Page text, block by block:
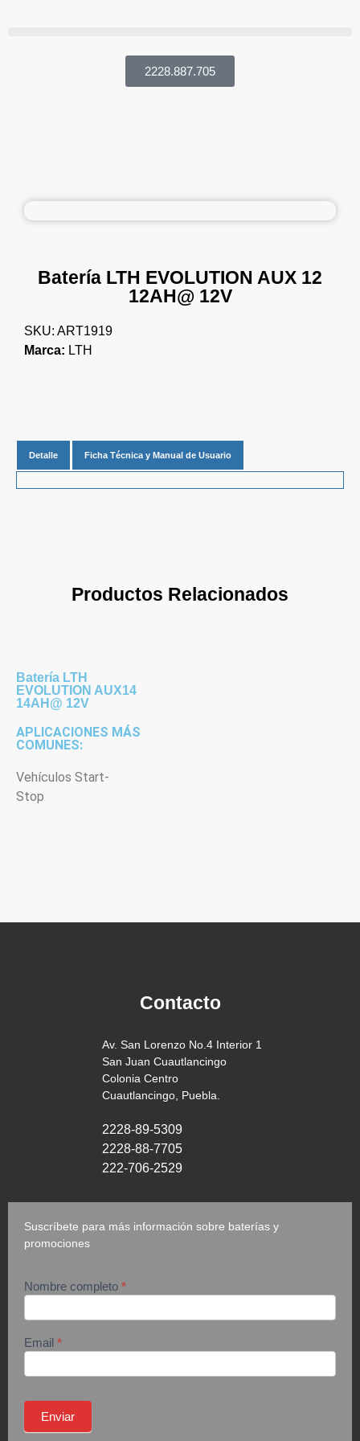
2228.887.705
Batería LTH EVOLUTION AUX 12
12AH@ 12V
SKU: ART1919
Marca: LTH
Detalle Ficha Técnica y Manual de Usuario
Productos Relacionados
Batería LTH
EVOLUTION AUX14
14AH@ 12V
APLICACIONES MÁS
COMUNES:
Vehículos Start-
Stop
Contacto
Av. San Lorenzo No.4 Interior 1
San Juan Cuautlancingo
Colonia Centro
Cuautlancingo, Puebla.
2228-89-5309
2228-88-7705
222-706-2529
Suscríbete para más información sobre baterías y
promociones
suscripción
Nombre completo *
Email *
Enviar